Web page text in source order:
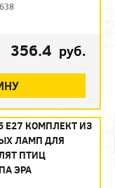
356.4 руб.
E27 КОМПЛЕКТ ИЗ
ЛАМП ДЛЯ
ПТИЦ
ЭРА